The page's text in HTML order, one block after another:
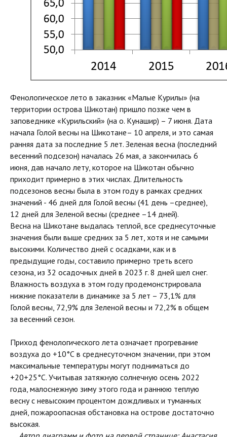
Фенологическое лето в заказник «Малые Курилы» (на
территории острова Шикотан) пришло позже чем в
заповеднике «Курильский» (на о. Кунашир) – 7 июня. Дата
начала Голой весны на Шикотане– 10 апреля, и это самая
ранняя дата за последние 5 лет. Зеленая весна (последний
весенний подсезон) началась 26 мая, а закончилась 6
июня, дав начало лету, которое на Шикотан обычно
приходит примерно в этих числах. Длительность
подсезонов весны была в этом году в рамках средних
значений - 46 дней для Голой весны (41 день –среднее),
12 дней для Зеленой весны (среднее –14 дней).
Весна на Шикотане выдалась теплой, все среднесуточные
значения были выше средних за 5 лет, хотя и не самыми
высокими. Количество дней с осадками, как и в
предыдущие годы, составило примерно треть всего
сезона, из 32 осадочных дней в 2023 г. 8 дней шел снег.
Влажность воздуха в этом году продемонстрировала
нижние показатели в динамике за 5 лет – 73,1% для
Голой весны, 72,9% для Зеленой весны и 72,2% в общем
за весенний сезон.
Приход фенологического лета означает прогревание
воздуха до +10°С в среднесуточном значении, при этом
максимальные температуры могут подниматься до
+20+25°С. Учитывая затяжную солнечную осень 2022
года, малоснежную зиму этого года и раннюю теплую
весну с невысоким процентом дождливых и туманных
дней, пожароопасная обстановка на острове достаточно
высокая.